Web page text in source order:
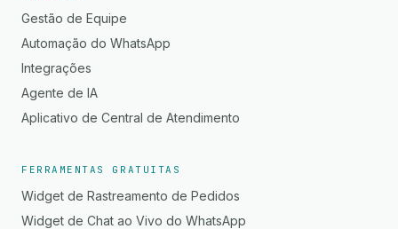
Gestão de Equipe
Automação do WhatsApp
Integrações
Agente de IA
Aplicativo de Central de Atendimento
FERRAMENTAS GRATUITAS
Widget de Rastreamento de Pedidos
Widget de Chat ao Vivo do WhatsApp